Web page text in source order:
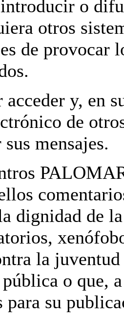
introducir o
otros
de provocar
acceder y, en
de
mensajes.
dignidad de
la
o que,
para su